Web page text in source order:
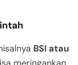
BSI atau